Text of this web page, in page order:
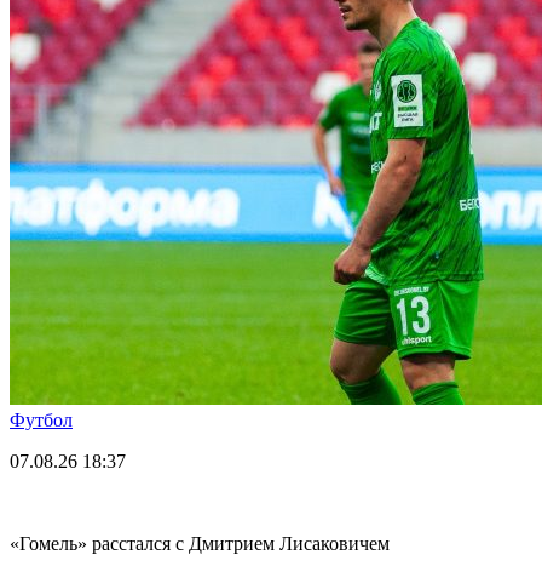
Футбол
07.08.26 18:37
«Гомель» расстался с Дмитрием Лисаковичем